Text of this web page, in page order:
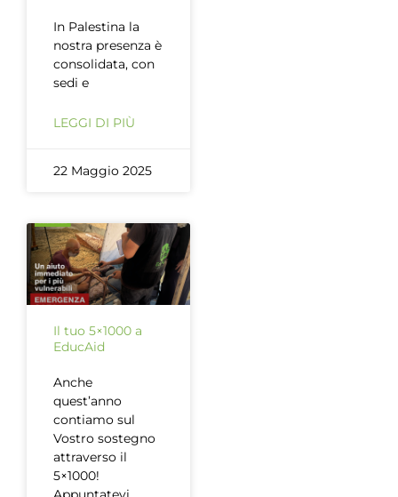
In Palestina la
nostra presenza è
consolidata, con
sedi e
LEGGI DI PIÙ
22 Maggio 2025
Il tuo 5×1000 a
EducAid
Anche
quest’anno
contiamo sul
Vostro sostegno
attraverso il
5×1000!